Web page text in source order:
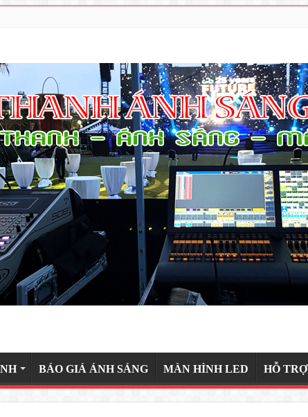
BÁO GIÁ ÁNH SÁNG MÀN HÌNH LED HỖ TRỢ